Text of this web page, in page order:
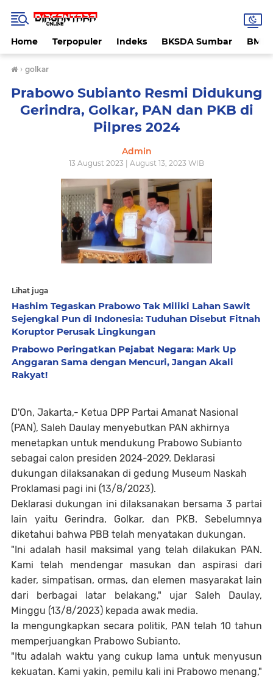
Home Terpopuler Indeks BKSDA Sumbar
› golkar
Prabowo Subianto Resmi Didukung
Gerindra, Golkar, PAN dan PKB di
Pilpres 2024
Admin
13 August 2023 | August 13, 2023 WIB
Lihat juga
Hashim Tegaskan Prabowo Tak Miliki Lahan Sawit
Sejengkal Pun di Indonesia: Tuduhan Disebut Fitnah
Koruptor Perusak Lingkungan
Prabowo Peringatkan Pejabat Negara: Mark Up
Anggaran Sama dengan Mencuri, Jangan Akali
Rakyat!
D'On, Jakarta,- Ketua DPP Partai Amanat Nasional
(PAN), Saleh Daulay menyebutkan PAN akhirnya
menetapkan untuk mendukung Prabowo Subianto
sebagai calon presiden 2024-2029. Deklarasi
dukungan dilaksanakan di gedung Museum Naskah
Proklamasi pagi ini (13/8/2023).
Deklarasi dukungan ini dilaksanakan bersama 3 partai
lain yaitu Gerindra, Golkar, dan PKB. Sebelumnya
diketahui bahwa PBB telah menyatakan dukungan.
"Ini adalah hasil maksimal yang telah dilakukan PAN.
Kami telah mendengar masukan dan aspirasi dari
kader, simpatisan, ormas, dan elemen masyarakat lain
dari berbagai latar belakang," ujar Saleh Daulay,
Minggu (13/8/2023) kepada awak media.
Ia mengungkapkan secara politik, PAN telah 10 tahun
memperjuangkan Prabowo Subianto.
"Itu adalah waktu yang cukup lama untuk menyusun
kekuatan. Kami yakin, pemilu kali ini Prabowo menang,"